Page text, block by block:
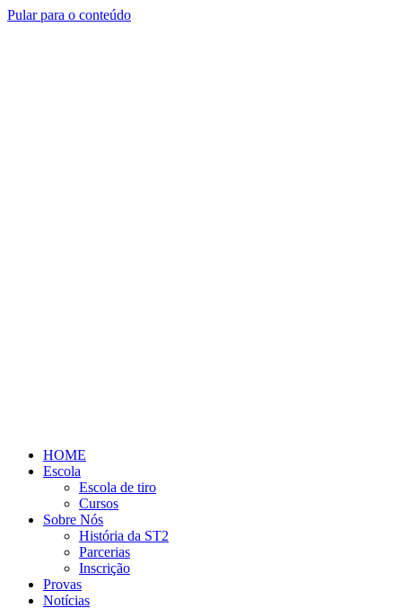
Pular para o conteúdo
HOME
Escola
Escola de tiro
Cursos
Sobre Nós
História da ST2
Parcerias
Inscrição
Provas
Notícias